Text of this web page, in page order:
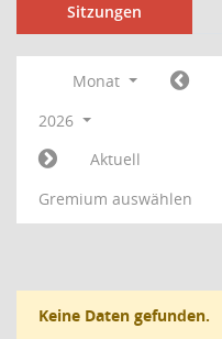
Sitzungen
Monat
2026
Aktuell
Gremium auswählen
Keine Daten gefunden.